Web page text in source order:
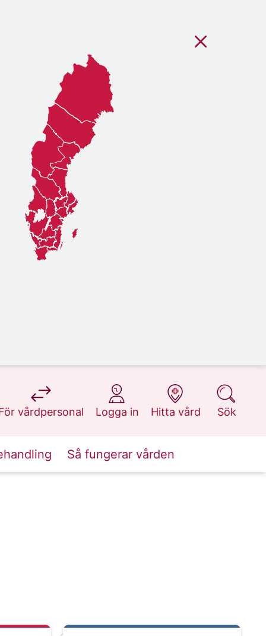
vårdpersonal
på 1177.se
Logga in
på 1177.se
Hitta vård
på 1177.se
Sök
på 1177.se
Så fungerar vården